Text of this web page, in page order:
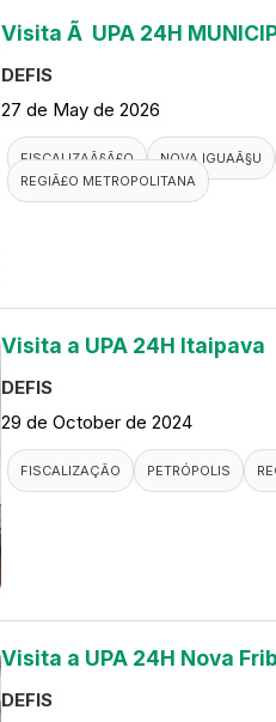
Visita Ã UPA 24H
DEFIS
27 de May de 2026
FISCALIZAÃ§Ã£O NOVA IGUAÃ§U
REGIÃ£O METROPOLITANA
Visita a UPA 24H Itaipava
DEFIS
29 de October de 2024
FISCALIZAÇÃO PETRÓPOLIS
Visita a UPA 24H Nova
DEFIS